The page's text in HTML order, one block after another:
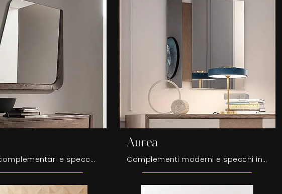
Accessori complementari e specchi Fasolin: scopri come completare i tuoi locali moderni con il modello Twist.
Aurea
Complementi moderni e specchi in legno: scopri di più sul modello Aurea di Fasolin e potrai impreziosire i tuoi spazi.